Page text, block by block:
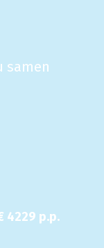
samen
4229 p.p.